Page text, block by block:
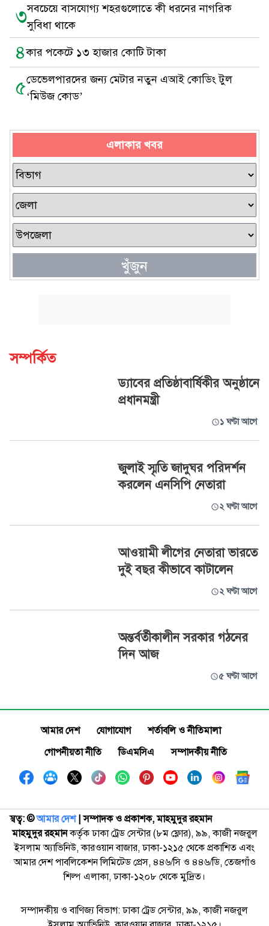
৩সবচেয়ে বাসযোগ্য শহরগুলোতে কী ধরনের নাগরিক
সুবিধা থাকে
৪কার পকেটে ১৩ হাজার কোটি টাকা
৫ডেভেলপারদের জন্য মেটার নতুন এআই কোডিং টুল
‘মিউজ কোড’
এলাকার খবর
খুঁজুন
সম্পর্কিত
ড্যাবের প্রতিষ্ঠাবার্ষিকীর অনুষ্ঠানে
প্রধানমন্ত্রী
১ ঘণ্টা আগে
জুলাই স্মৃতি জাদুঘর পরিদর্শন
করলেন এনসিপি নেতারা
২ ঘণ্টা আগে
আওয়ামী লীগের নেতারা ভারতে
দুই বছর কীভাবে কাটালেন
২ ঘণ্টা আগে
অন্তর্বর্তীকালীন সরকার গঠনের
দিন আজ
৫ ঘণ্টা আগে
আমার দেশ যোগাযোগ
শর্তাবলি ও নীতিমালা
গোপনীয়তা নীতি
ডিএমসিএ সম্পাদকীয় নীতি
স্বত্ব: ©️আমার দেশ| সম্পাদক ও প্রকাশক, মাহমুদুর রহমান
মাহমুদুর রহমানকর্তৃক ঢাকা ট্রেড সেন্টার (৮ম ফ্লোর), ৯৯, কাজী নজরুল
ইসলাম অ্যাভিনিউ, কারওয়ান বাজার, ঢাকা-১২১৫ থেকে প্রকাশিত এবং
আমার দেশ পাবলিকেশন লিমিটেড প্রেস, ৪৪৬/সি ও ৪৪৬/ডি, তেজগাঁও
শিল্প এলাকা, ঢাকা-১২০৮ থেকে মুদ্রিত।
সম্পাদকীয় ও বাণিজ্য বিভাগ: ঢাকা ট্রেড সেন্টার, ৯৯, কাজী নজরুল